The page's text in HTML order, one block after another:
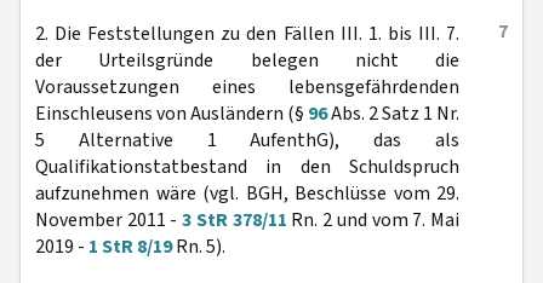
7
2. Die Feststellungen zu den Fällen III. 1. bis III. 7.
der Urteilsgründe belegen nicht die
Voraussetzungen eines lebensgefährdenden
Einschleusens von Ausländern (§ 96Abs. 2 Satz 1 Nr.
5 Alternative 1 AufenthG), das als
Qualifikationstatbestand in den Schuldspruch
aufzunehmen wäre (vgl. BGH, Beschlüsse vom 29.
November 2011 -3 StR 378/11 Rn. 2 und vom 7. Mai
2019 - 1 StR 8/19Rn. 5).